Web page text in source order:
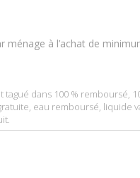
à l’achat de
tagué dans 100 % remboursé,
, eau remboursé, liquide
.